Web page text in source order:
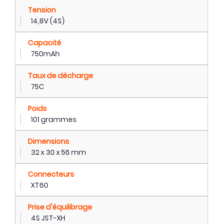
Tension
14,8V (4S)
Capacité
750mAh
Taux de décharge
75C
Poids
101 grammes
Dimensions
32 x 30 x 56 mm
Connecteurs
XT60
Prise d'équilibrage
4S JST-XH